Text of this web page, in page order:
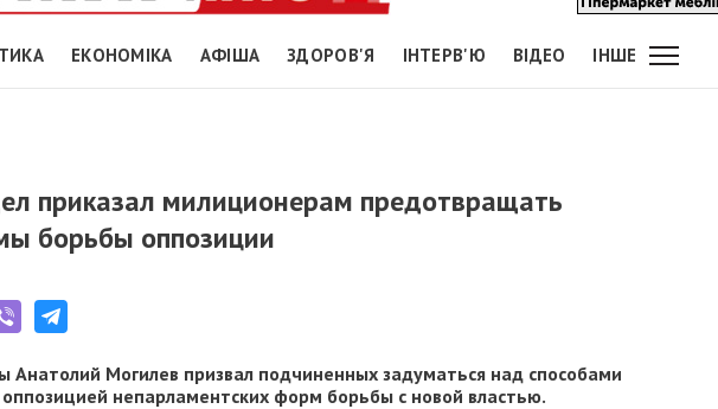
ЕКОНОМІКА АФІША ЗДОРОВ'Я ІНТЕРВ'Ю ВІДЕО ІНШЕ
приказал милиционерам предотвращать
борьбы оппозиции
Анатолий Могилев призвал подчиненных задуматься над способами
непарламентских форм борьбы с новой властью.